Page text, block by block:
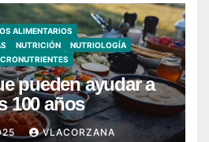
ALIMENTARIOS
NUTRICIÓN
NUTRIOLOGÍA
pueden ayudar a
100 años
VLACORZANA